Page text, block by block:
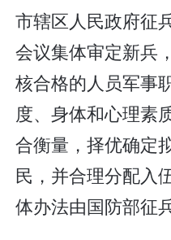
市辖区人民政府征
会议集体审定新兵
核合格的人员军事
度、身体和心理素
合衡量，择优确定
民，并合理分配入
体办法由国防部征